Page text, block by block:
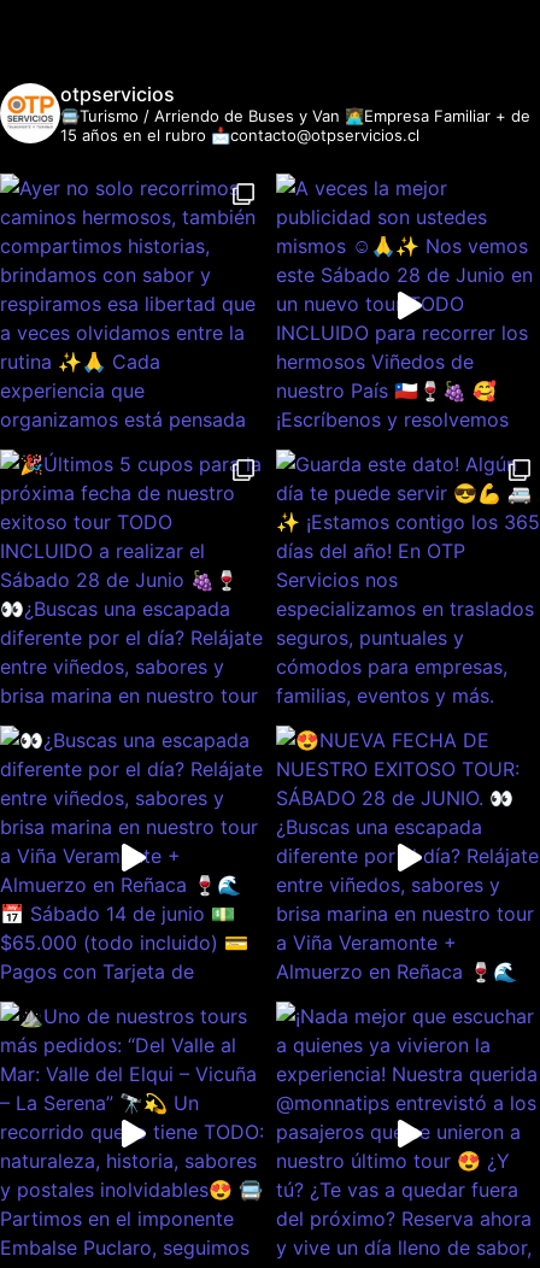
otpservicios
🚍Turismo / Arriendo de Buses y Van 👩‍💻Empresa Familiar + de
15 años en el rubro 📩contacto@otpservicios.cl